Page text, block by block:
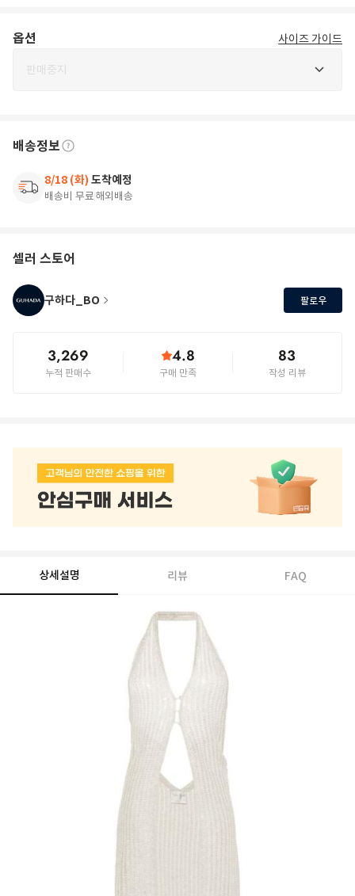
옵션 사이즈 가이드
판매중지
배송정보
8/18 (화) 도착예정
배송비 무료해외배송
셀러 스토어
구하다_BO 팔로우
3,269
누적 판매수
4.8
구매 만족
83
작성 리뷰
상세설명 리뷰 FAQ